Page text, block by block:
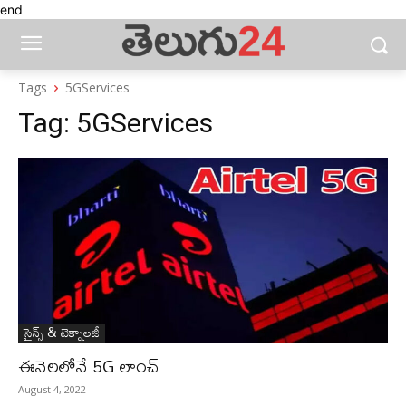
end
Tags 5GServices
Tag: 5GServices
సైన్స్‌ & టెక్నాలజీ
ఈనెలలోనే 5G లాంచ్
August 4, 2022